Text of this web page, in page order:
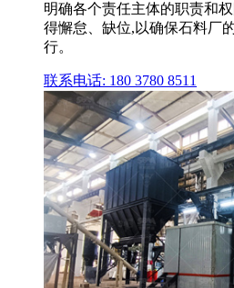
明确各个责任主体的职责和
得懈怠、缺位,以确保石料厂
行。
联系电话: 180 3780 8511